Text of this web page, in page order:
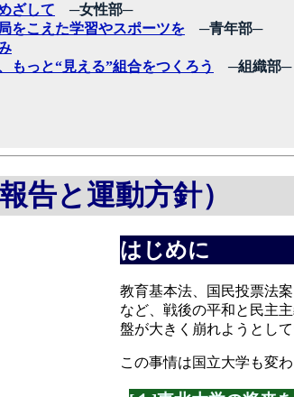
ざして ─女性部─
をこえた学習やスポーツを ─青年部─
っと“見える”組合をつくろう
─組織部─
告と運動方針）
はじめに
教育基本法、国民投票法
など、戦後の平和と民主
盤が大きく崩れようとして
この事情は国立大学も変わ